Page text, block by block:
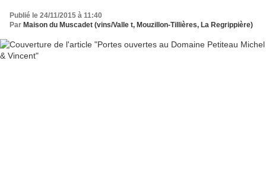
Publié le 24/11/2015 à 11:40
Par Maison du Muscadet (vins/Valle t, Mouzillon-Tillières, La Regrippière)